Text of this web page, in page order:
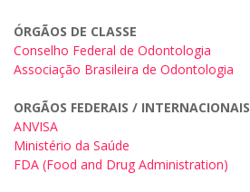
ÓRGÃOS DE CLASSE
Conselho Federal de Odontologia
Associação Brasileira de Odontologia
ORGÃOS FEDERAIS / INTERNACIONAIS
ANVISA
Ministério da Saúde
FDA (Food and Drug Administration)